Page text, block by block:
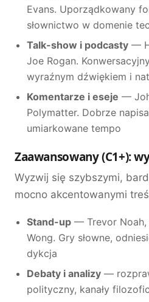
Evans. Uporządkowany
słownictwo w domenie
Talk-show i podcasty —
Joe Rogan.
wyraźnym dźwiękiem i
Komentarze i eseje —
Polymatter. Dobrze
umiarkowane tempo
Zaawansowany (C1+):
Wyzwij się szybszymi,
mocno akcentowanymi
Stand-up — Trevor Noah,
Wong. Gry słowne,
dykcja
Debaty i analizy —
polityczny, kanały